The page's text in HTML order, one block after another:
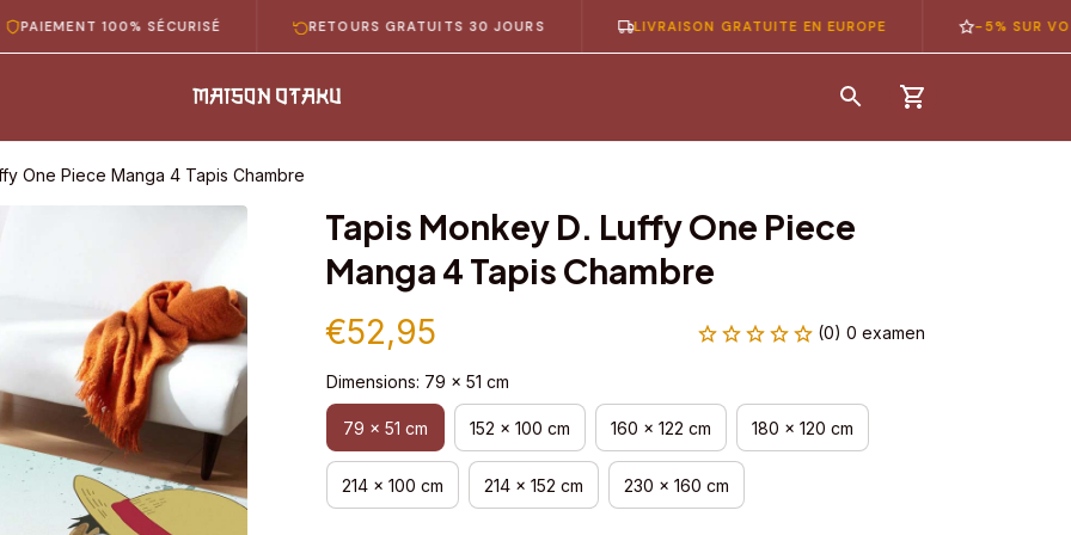
100% SÉCURISÉ RETOURS GRATUITS 30 JOURS LIVRAISON GRATUITE EN EUROPE -5% SUR VOTRE
One Piece Manga 4 Tapis Chambre
Tapis Monkey D. Luffy One Piece
Manga 4 Tapis Chambre
€52,95 (0) 0 examen
Dimensions: 79 x 51 cm
79 x 51 cm 152 x 100 cm 160 x 122 cm 180 x 120 cm
214 x 100 cm 214 x 152 cm 230 x 160 cm